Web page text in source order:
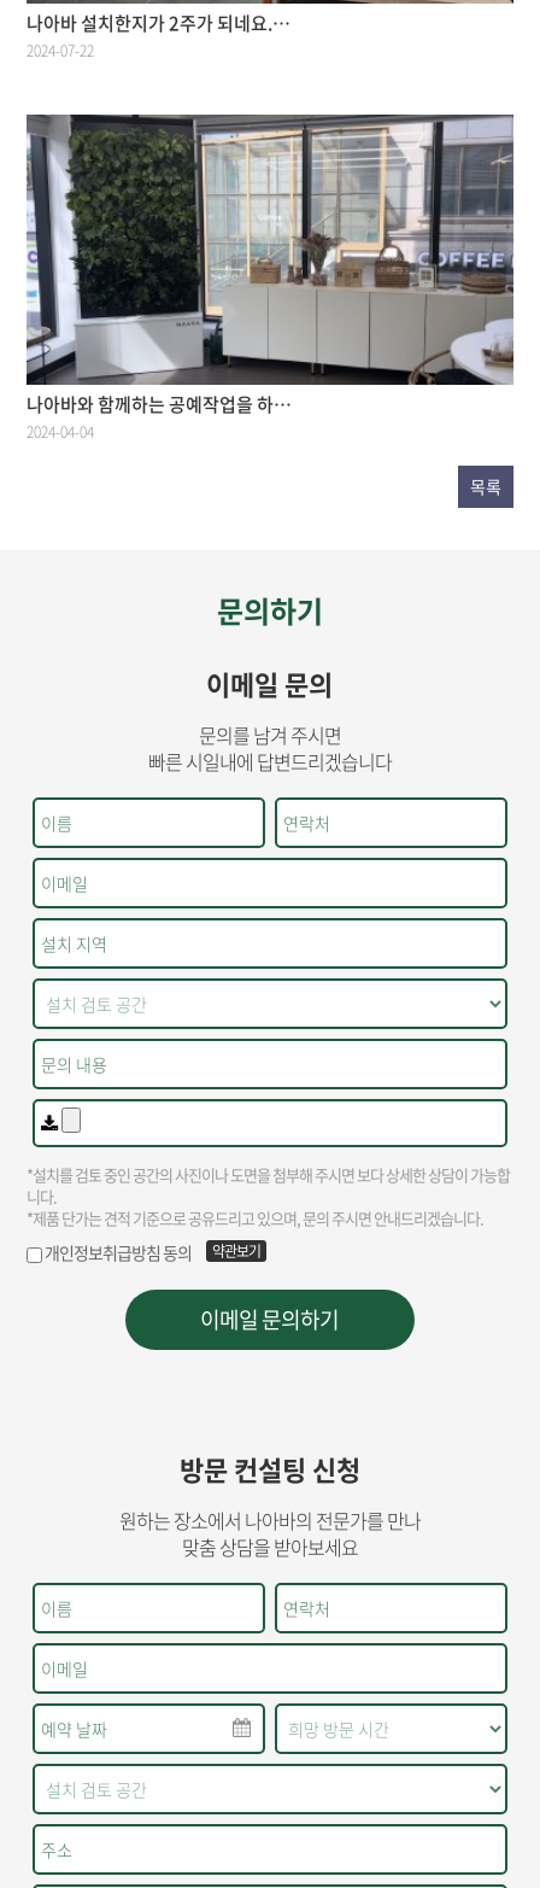
나아바 설치한지가 2주가 되네요.…
2024-07-22
나아바와 함께하는 공예작업을 하…
2024-04-04
목록
문의하기
이메일 문의
문의를 남겨 주시면
빠른 시일내에 답변드리겠습니다
방문 컨설팅 신청
원하는 장소에서 나아바의 전문가를 만나
맞춤 상담을 받아보세요